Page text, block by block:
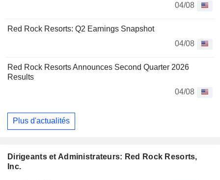
04/08
Red Rock Resorts: Q2 Earnings Snapshot
04/08
Red Rock Resorts Announces Second Quarter 2026
Results
04/08
Plus d'actualités
Dirigeants et Administrateurs: Red Rock Resorts,
Inc.